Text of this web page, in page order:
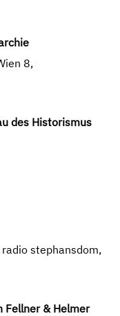
8,
des Historismus
radio stephansdom,
Fellner & Helmer